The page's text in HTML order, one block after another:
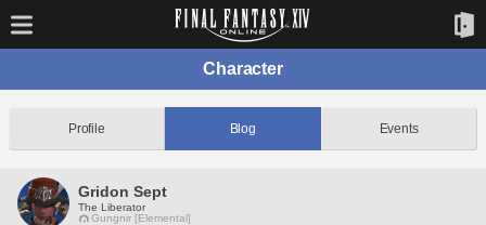
Character
Profile Blog Events
Gridon Sept
The Liberator
Gungnir [Elemental]